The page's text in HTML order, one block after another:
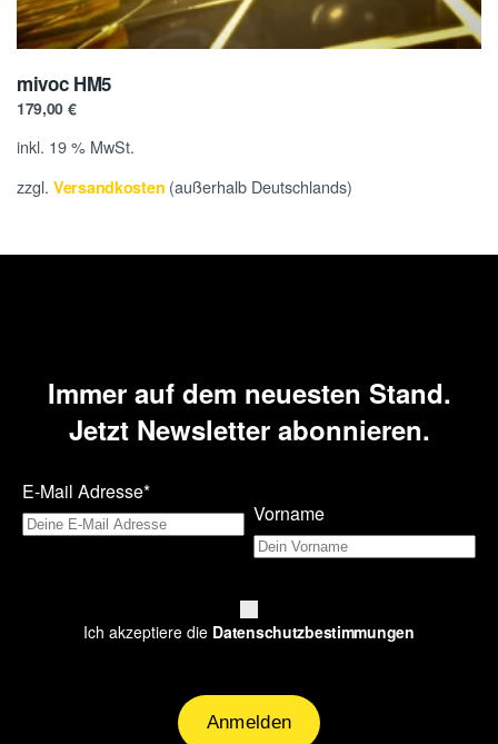
mivoc HM5
179,00 €
inkl. 19 % MwSt.
zzgl. Versandkosten (außerhalb Deutschlands)
Immer auf dem neuesten Stand.
Jetzt Newsletter abonnieren.
E-Mail Adresse*
Vorname
Ich akzeptiere die Datenschutzbestimmungen